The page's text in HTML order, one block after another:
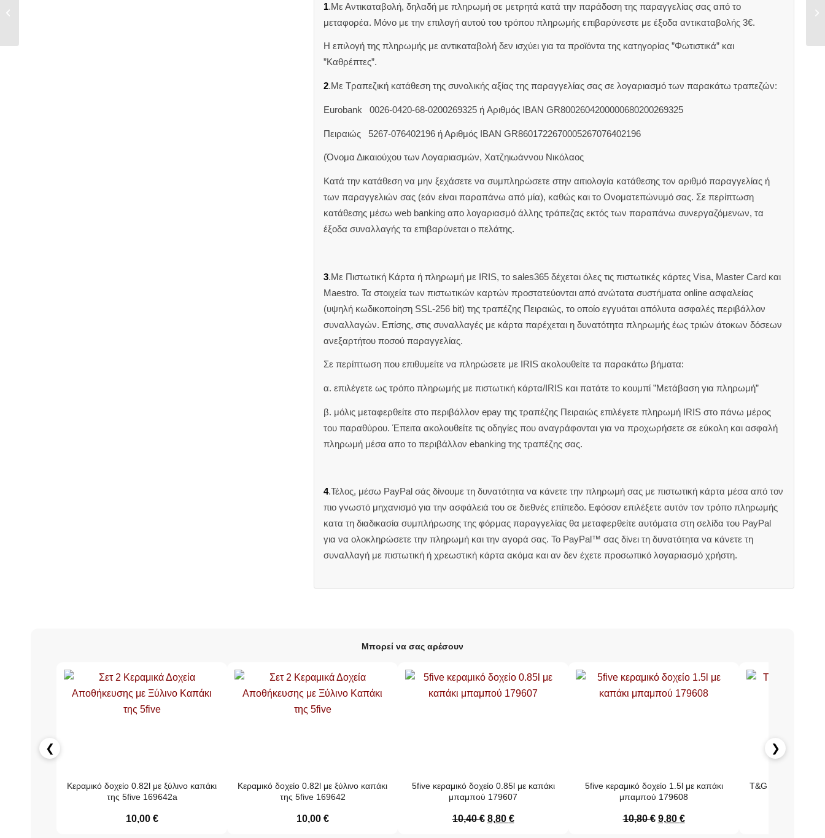
1.Με Αντικαταβολή, δηλαδή με πληρωμή σε μετρητά κατά την παράδοση της παραγγελίας σας από το
μεταφορέα. Μόνο με την επιλογή αυτού του τρόπου πληρωμής επιβαρύνεστε με έξοδα αντικαταβολής 3€.
Η επιλογή της πληρωμής με αντικαταβολή δεν ισχύει για τα προϊόντα της κατηγορίας ”Φωτιστικά” και
”Καθρέπτες”.
2.Με Τραπεζική κατάθεση της συνολικής αξίας της παραγγελίας σας σε λογαριασμό των παρακάτω τραπεζών:
Eurobank 0026-0420-68-0200269325 ή Aριθμός IBAN GR8002604200000680200269325
Πειραιώς 5267-076402196 ή Αριθμός IBAN GR8601722670005267076402196
(Όνομα Δικαιούχου των Λογαριασμών, Χατζηιωάννου Νικόλαος
Κατά την κατάθεση να μην ξεχάσετε να συμπληρώσετε στην αιτιολογία κατάθεσης τον αριθμό παραγγελίας ή
των παραγγελιών σας (εάν είναι παραπάνω από μία), καθώς και το Ονοματεπώνυμό σας. Σε περίπτωση
κατάθεσης μέσω web banking απο λογαριασμό άλλης τράπεζας εκτός των παραπάνω συνεργαζόμενων, τα
έξοδα συναλλαγής τα επιβαρύνεται ο πελάτης.
3.Με Πιστωτική Κάρτα ή πληρωμή με IRIS, το sales365 δέχεται όλες τις πιστωτικές κάρτες Visa, Master Card και
Maestro. Τα στοιχεία των πιστωτικών καρτών προστατεύονται από ανώτατα συστήματα online ασφαλείας
(υψηλή κωδικοποίηση SSL-256 bit) της τραπέζης Πειραιώς, το οποίο εγγυάται απόλυτα ασφαλές περιβάλλον
συναλλαγών. Επίσης, στις συναλλαγές με κάρτα παρέχεται η δυνατότητα πληρωμής έως τριών άτοκων δόσεων
ανεξαρτήτου ποσού παραγγελίας.
Σε περίπτωση που επιθυμείτε να πληρώσετε με IRIS ακολουθείτε τα παρακάτω βήματα:
α. επιλέγετε ως τρόπο πληρωμής με πιστωτική κάρτα/IRIS και πατάτε το κουμπί ”Μετάβαση για πληρωμή”
β. μόλις μεταφερθείτε στο περιβάλλον epay της τραπέζης Πειραιώς επιλέγετε πληρωμή IRIS στο πάνω μέρος
του παραθύρου. Έπειτα ακολουθείτε τις οδηγίες που αναγράφονται για να προχωρήσετε σε εύκολη και ασφαλή
πληρωμή μέσα απο το περιβάλλον ebanking της τραπέζης σας.
4.Τέλος, μέσω PayPal σάς δίνουμε τη δυνατότητα να κάνετε την πληρωμή σας με πιστωτική κάρτα μέσα από τον
πιο γνωστό μηχανισμό για την ασφάλειά του σε διεθνές επίπεδο. Εφόσον επιλέξετε αυτόν τον τρόπο πληρωμής
κατα τη διαδικασία συμπλήρωσης της φόρμας παραγγελίας θα μεταφερθείτε αυτόματα στη σελίδα του PayPal
για να ολοκληρώσετε την πληρωμή και την αγορά σας. Το PayPal™ σας δίνει τη δυνατότητα να κάνετε τη
συναλλαγή με πιστωτική ή χρεωστική κάρτα ακόμα και αν δεν έχετε προσωπικό λογαριασμό χρήστη.
Μπορεί να σας αρέσουν
❮
Κεραμικό δοχείο 0.82l με ξύλινο καπάκι
της 5five 169642a
10,00 €
Κεραμικό δοχείο 0.82l με ξύλινο καπάκι
της 5five 169642
10,00 €
5five κεραμικό δοχείο 0.85l με καπάκι
μπαμπού 179607
10,40€ 8,80 €
5five κεραμικό δοχείο 1.5l με καπάκι
μπαμπού 179608
10,80€ 9,80 €
T&G Deco πλατώ
❯